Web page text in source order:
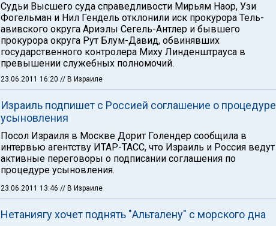
Судьи Высшего суда справедливости Мирьям Наор, Узи
Фогельман и Нил Гендель отклонили иск прокурора Тель-
авивского округа Ариэлы Сегель-Антлер и бывшего
прокурора округа Рут Блум-Давид, обвинявших
государственного контролера Миху Линденштрауса в
превышении служебных полномочий.
23.06.2011 16:20 // В Израиле
Израиль подпишет с Россией соглашение о процедуре
усыновления
Посол Израиля в Москве Дорит Голендер сообщила в
интервью агентству ИТАР-ТАСС, что Израиль и Россия ведут
активные переговоры о подписании соглашения по
процедуре усыновления.
23.06.2011 13:46 // В Израиле
Нетаниягу хочет поднять "Альталену" с морского дна